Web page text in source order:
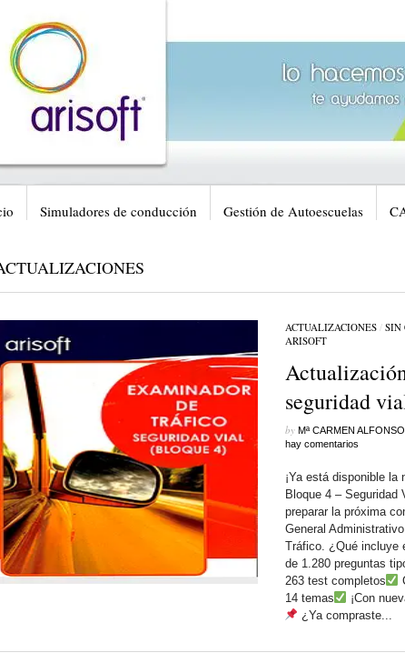
Simuladores de conducción Gestión de Autoescuelas
ACTUALIZACIONES/ SIN
ARISOFT
seguridad
by Mª CARMEN
hay comentarios
¡Ya está disponible la
Bloque 4 – Seguridad
preparar la próxima
General
Tráfico. ¿Qué incluye
de 1.280 preguntas
263 test completos
14 temas
¡Con
¿Ya compraste...